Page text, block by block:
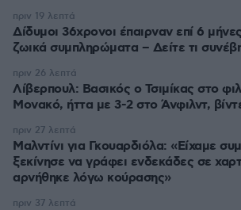
Δίδυμοι 36χρονοι έπαιρναν επί 6
ζωικά συμπληρώματα – Δείτε τι
πριν 19 λεπτά
Λίβερπουλ: Βασικός ο Τσιμίκας στο
Μονακό, ήττα με 3-2 στο Άνφιλντ,
πριν 26 λεπτά
Μαλντίνι για Γκουαρδιόλα: «Είχαμε
ξεκίνησε να γράφει ενδεκάδες σε
αρνήθηκε λόγω κούρασης»
πριν 27 λεπτά
πριν 37 λεπτά